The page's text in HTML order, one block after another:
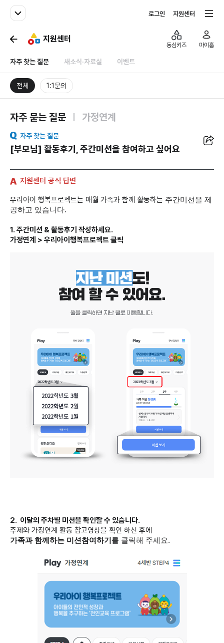
패밀리사이트
로그인 지원센터
지원센터
자주 찾는 질문 새소식·자료실 이벤트
동심키즈 마이홈
전체 1:1문의
자주 묻는 질문 가정연계
자주 찾는 질문
[부모님] 활동후기, 주간미션을 참여하고 싶어요
지원센터 공식 답변
우리아이 행복프로젝트는 매월 가족과 함께 활동하는 주간미션을 제
공하고 있습니다.
1. 주간미션 & 활동후기 작성하세요.
가정연계 > 우리아이행복프로젝트 클릭
2. 이달의 주차별 미션을 확인할 수 있습니다.
주제와 가정연계 활동 참고영상을 확인 하신 후에
가족과 함께하는 미션참여하기를 클릭해 주세요.